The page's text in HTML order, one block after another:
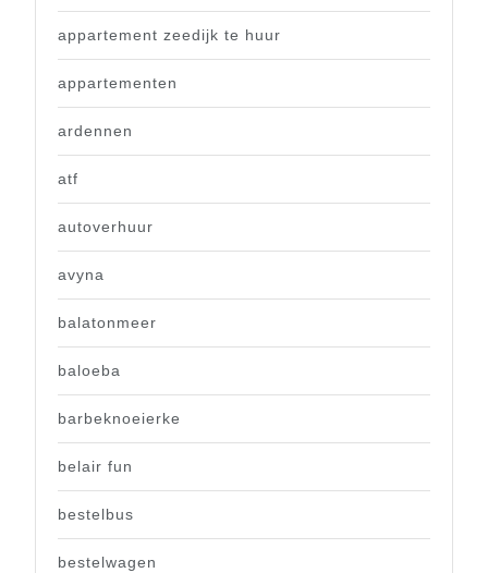
appartement zeedijk te huur
appartementen
ardennen
atf
autoverhuur
avyna
balatonmeer
baloeba
barbeknoeierke
belair fun
bestelbus
bestelwagen